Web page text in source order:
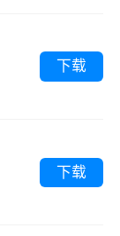
下载
下载